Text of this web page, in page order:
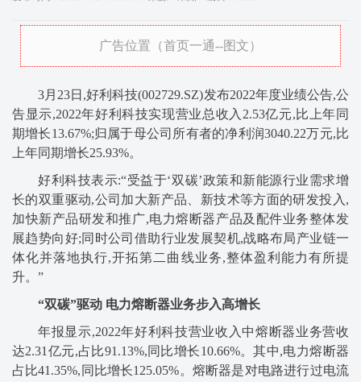
广告位置（首页一通--图文）
3月23日,好利科技(002729.SZ)发布2022年度业绩公告,公
告显示,2022年好利科技实现营业总收入2.53亿元,比上年同
期增长13.67%;归属于母公司所有者的净利润3040.22万元,比
上年同期增长25.93%。
好利科技表示:“受益于‘双碳’政策和新能源行业需求增
长的双重驱动,公司加大新产品、新技术等方面的研发投入,
加快新产品研发和推广,电力熔断器产品及配件业务整体发
展趋势向好;同时公司借助行业发展契机,战略布局产业链一
体化并落地执行,开拓第二曲线业务,整体盈利能力有所提
升。”
“双碳”驱动 电力熔断器业务步入高增长
年报显示,2022年好利科技营业收入中熔断器业务营收
达2.31亿元,占比91.13%,同比增长10.66%。其中,电力熔断器
占比41.35%,同比增长125.05%。熔断器是对电路进行过电流